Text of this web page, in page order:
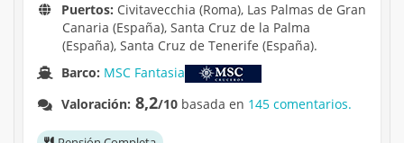
Puertos: Civitavecchia (Roma), Las Palmas de Gran
Canaria (España), Santa Cruz de la Palma
(España), Santa Cruz de Tenerife (España).
Barco: MSC Fantasia
Valoración: 8,2/10 basada en 145 comentarios.